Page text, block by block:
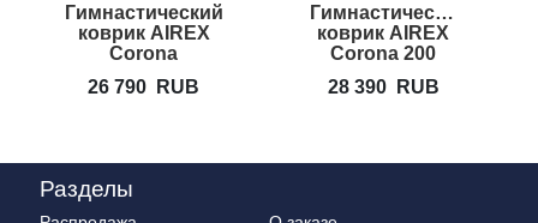
Гимнастический
коврик AIREX
Corona
26 790
RUB
Гимнастический
коврик AIREX
Corona 200
28 390
RUB
Разделы